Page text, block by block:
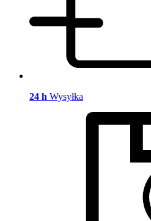
24 h Wysyłka